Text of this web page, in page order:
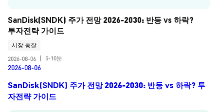
SanDisk(SNDK) 주가 전망 2026-2030: 반등 vs 하락?
투자전략 가이드
시장 통찰
2026-08-06
5-10분
2026-08-06
SanDisk(SNDK) 주가 전망 2026-2030: 반등 vs 하락? 투
자전략 가이드